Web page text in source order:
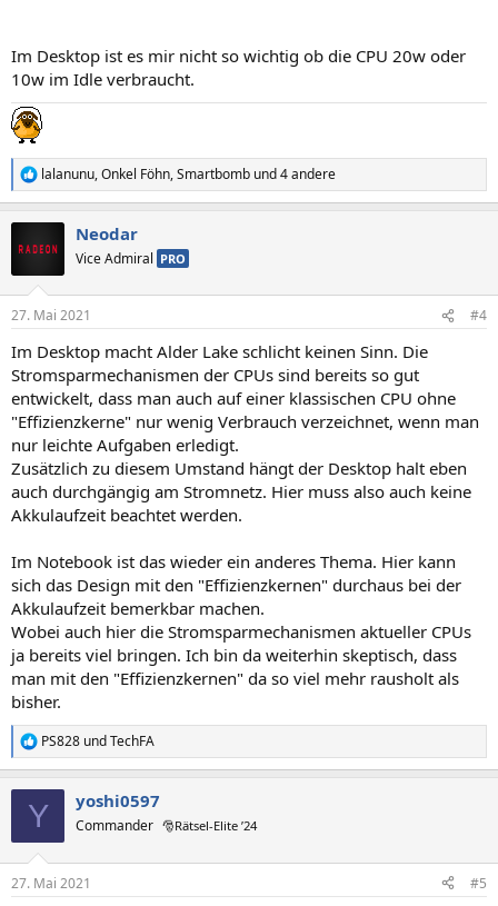
Im Desktop ist es mir nicht so wichtig ob die CPU 20w oder
10w im Idle verbraucht.
R
e
t
e
:
lalanunu,Onkel Föhn,Smartbomb und 4 andere
Neodar
Vice Admiral PRO
27. Mai 2021 #4
Im Desktop macht Alder Lake schlicht keinen Sinn. Die
Stromsparmechanismen der CPUs sind bereits so gut
entwickelt, dass man auch auf einer klassischen CPU ohne
"Effizienzkerne" nur wenig Verbrauch verzeichnet, wenn man
nur leichte Aufgaben erledigt.
Zusätzlich zu diesem Umstand hängt der Desktop halt eben
auch durchgängig am Stromnetz. Hier muss also auch keine
Akkulaufzeit beachtet werden.
Im Notebook ist das wieder ein anderes Thema. Hier kann
sich das Design mit den "Effizienzkernen" durchaus bei der
Akkulaufzeit bemerkbar machen.
Wobei auch hier die Stromsparmechanismen aktueller CPUs
ja bereits viel bringen. Ich bin da weiterhin skeptisch, dass
man mit den "Effizienzkernen" da so viel mehr rausholt als
bisher.
R
e
e
PS828 undTechFA
Y yoshi0597
Commander 🎅Rätsel-Elite ’24
27. Mai 2021 #5